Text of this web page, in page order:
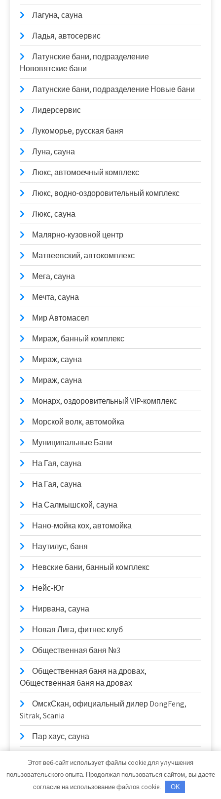
Лагуна, сауна
Ладья, автосервис
Латунские бани, подразделение
Нововятские бани
Латунские бани, подразделение Новые бани
Лидерсервис
Лукоморье, русская баня
Луна, сауна
Люкс, автомоечный комплекс
Люкс, водно-оздоровительный комплекс
Люкс, сауна
Малярно-кузовной центр
Матвеевский, автокомплекс
Мега, сауна
Мечта, сауна
Мир Автомасел
Мираж, банный комплекс
Мираж, сауна
Мираж, сауна
Монарх, оздоровительный VIP-комплекс
Морской волк, автомойка
Муниципальные Бани
На Гая, сауна
На Гая, сауна
На Салмышской, сауна
Нано-мойка кох, автомойка
Наутилус, баня
Невские бани, банный комплекс
Нейс-Юг
Нирвана, сауна
Новая Лига, фитнес клуб
Общественная баня №3
Общественная баня на дровах,
Общественная баня на дровах
ОмскСкан, официальный дилер DongFeng,
Sitrak, Scania
Пар хаус, сауна
ПетроМастер
Этот веб-сайт использует файлы cookie для улучшения
пользовательского опыта. Продолжая пользоваться сайтом, вы даете
согласие на использование файлов cookie.
OK